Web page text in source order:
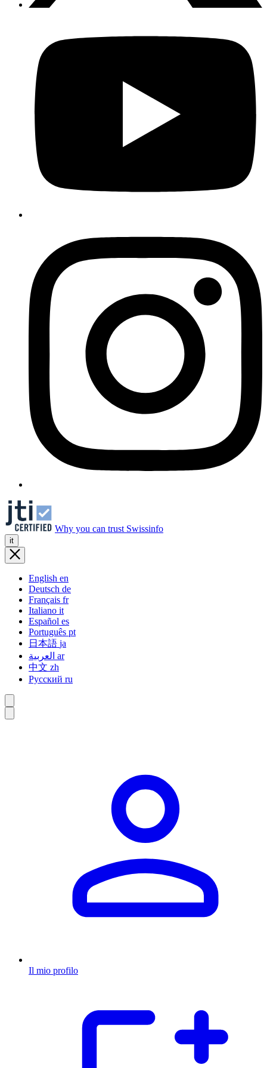
Why you can trust Swissinfo
it
English en
Deutsch de
Français fr
Italiano it
Español es
Português pt
日本語 ja
ar
中文 zh
Русский ru
Il mio profilo